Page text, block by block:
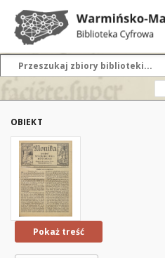
OBIEKT
Pokaż treść